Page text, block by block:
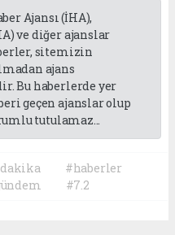
Ajansı (İHA),
ve diğer ajanslar
sitemizin
ajans
Bu haberlerde yer
geçen ajanslar olup
tutulamaz...
#haberler
#7.2